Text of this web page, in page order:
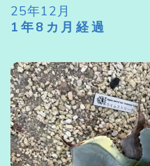
25年12月
1年8カ月経過